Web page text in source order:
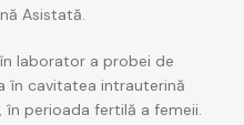
Asistată.
laborator a probei de
în cavitatea intrauterină
perioada fertilă a femeii.